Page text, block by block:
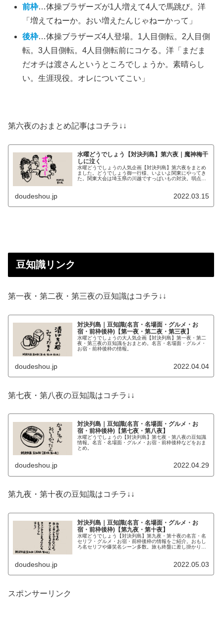
前枠…体操ブラザーズが1人増えて4人で馬跳び。洋
「増えてねーか。おい増えたんじゃねーかって」
後枠…体操ブラザーズ4人登場。1人目側転。2人目側
転。3人目側転。4人目側転前にコケる。洋「まだま
だオチは渡さんというところでしょうか。素晴らし
い。生涯現役。オレについてこい」
第六夜のおまとめ記事はコチラ↓↓
水曜どうでしょう【対決列島】第六夜｜魔神梅干
しに泣く
水曜どうでしょうの人気企画【対決列島】第六夜をまとめ
ました。どうでしょう御一行様、いよいよ関東にやってき
た。関東大会は埼玉県の川越ですっぱいもの対決。弱点を
doudeshou.jp 2022.03.15
豆知識リンク
第一夜・第二夜・第三夜の豆知識はコチラ↓↓
対決列島｜豆知識(名言・名場面・グルメ・お
宿・前枠後枠)【第一夜・第二夜・第三夜】
水曜どうでしょうの大人気企画【対決列島】第一夜・第二
夜・第三夜の豆知識をおまとめ。名言・名場面・グルメ・
お宿・前枠後枠の情報。
doudeshou.jp 2022.04.04
第七夜・第八夜の豆知識はコチラ↓↓
対決列島｜豆知識(名言・名場面・グルメ・お
宿・前枠後枠)【第七夜・第八夜】
水曜どうでしょうの【対決列島】第七夜・第八夜の豆知識
情報。名言・名場面・グルメ・お宿・前枠後枠などをおま
とめ。
doudeshou.jp 2022.04.29
第九夜・第十夜の豆知識はコチラ↓↓
対決列島｜豆知識(名言・名場面・グルメ・お
宿・前枠後枠)【第九夜・第十夜】
水曜どうでしょう【対決列島】第九夜・第十夜の名言・名
セリフ・グルメ・お宿・前枠後枠の情報をご紹介。おもし
ろ名セリフや爆笑名シーン多数。旅も終盤に差し掛かりい
doudeshou.jp 2022.05.03
スポンサーリンク